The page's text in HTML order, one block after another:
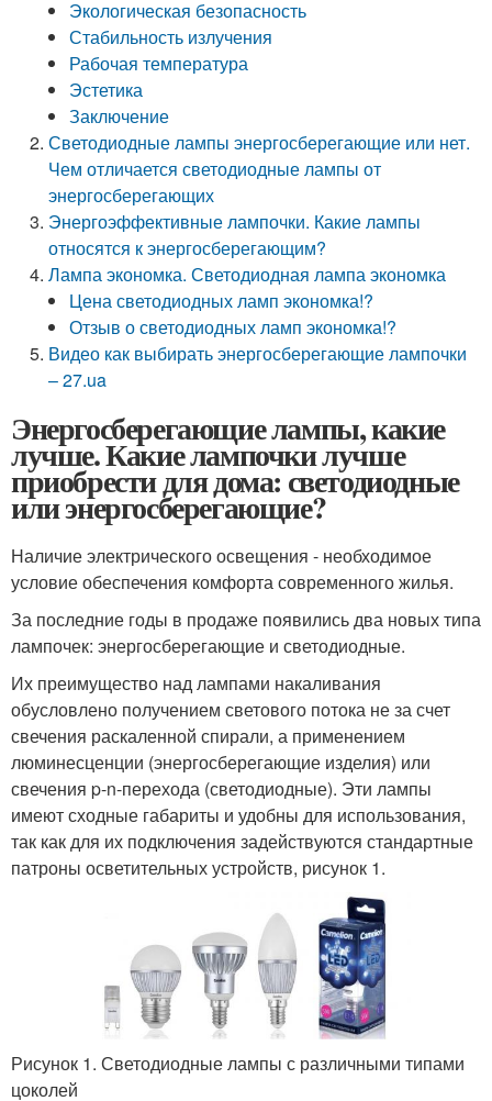
Экологическая безопасность
Стабильность излучения
Рабочая температура
Эстетика
Заключение
Светодиодные лампы энергосберегающие или нет.
Чем отличается светодиодные лампы от
энергосберегающих
Энергоэффективные лампочки. Какие лампы
относятся к энергосберегающим?
Лампа экономка. Светодиодная лампа экономка
Цена светодиодных ламп экономка!?
Отзыв о светодиодных ламп экономка!?
Видео как выбирать энергосберегающие лампочки
– 27.ua
Энергосберегающие лампы, какие
лучше. Какие лампочки лучше
приобрести для дома: светодиодные
или энергосберегающие?
Наличие электрического освещения - необходимое
условие обеспечения комфорта современного жилья.
За последние годы в продаже появились два новых типа
лампочек: энергосберегающие и светодиодные.
Их преимущество над лампами накаливания
обусловлено получением светового потока не за счет
свечения раскаленной спирали, а применением
люминесценции (энергосберегающие изделия) или
свечения p-n-перехода (светодиодные). Эти лампы
имеют сходные габариты и удобны для использования,
так как для их подключения задействуются стандартные
патроны осветительных устройств, рисунок 1.
Рисунок 1. Светодиодные лампы с различными типами
цоколей